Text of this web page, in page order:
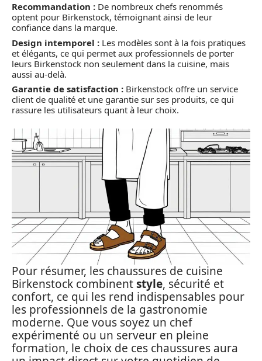
Recommandation : De nombreux chefs renommés
optent pour Birkenstock, témoignant ainsi de leur
confiance dans la marque.
Design intemporel : Les modèles sont à la fois pratiques
et élégants, ce qui permet aux professionnels de porter
leurs Birkenstock non seulement dans la cuisine, mais
aussi au-delà.
Garantie de satisfaction : Birkenstock offre un service
client de qualité et une garantie sur ses produits, ce qui
rassure les utilisateurs quant à leur choix.
Pour résumer, les chaussures de cuisine
Birkenstock combinentstyle, sécurité et
confort, ce qui les rend indispensables pour
les professionnels de la gastronomie
moderne. Que vous soyez un chef
expérimenté ou un serveur en pleine
formation, le choix de ces chaussures aura